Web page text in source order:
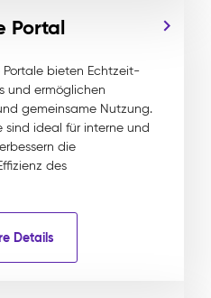
Portal
Portale bieten Echtzeit-
und ermöglichen
gemeinsame Nutzung.
sind ideal für interne und
die
des
Details